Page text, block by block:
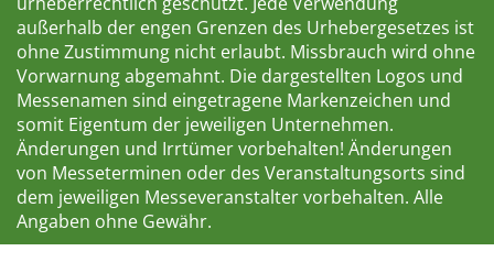
außerhalb der engen Grenzen des Urhebergesetzes ist
ohne Zustimmung nicht erlaubt. Missbrauch wird ohne
Vorwarnung abgemahnt. Die dargestellten Logos und
Messenamen sind eingetragene Markenzeichen und
somit Eigentum der jeweiligen Unternehmen.
Änderungen und Irrtümer vorbehalten! Änderungen
von Messeterminen oder des Veranstaltungsorts sind
dem jeweiligen Messeveranstalter vorbehalten. Alle
Angaben ohne Gewähr.